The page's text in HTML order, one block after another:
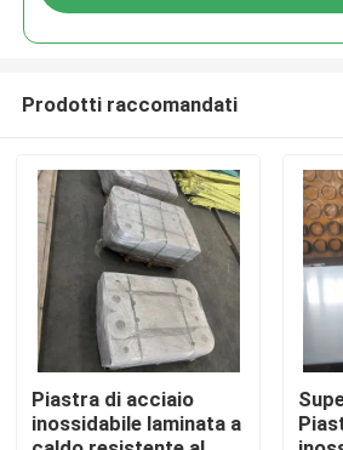
Prodotti raccomandati
Piastra di acciaio
inossidabile laminata a